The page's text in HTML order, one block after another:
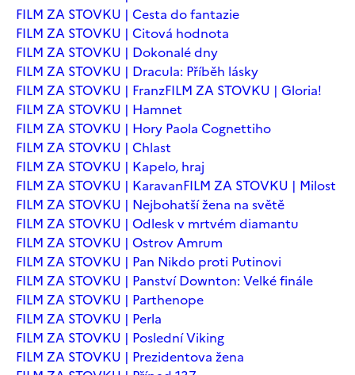
FILM ZA STOVKU | Cesta do fantazie
FILM ZA STOVKU | Citová hodnota
FILM ZA STOVKU | Dokonalé dny
FILM ZA STOVKU | Dracula: Příběh lásky
FILM ZA STOVKU | FranzFILM ZA STOVKU | Gloria!
FILM ZA STOVKU | Hamnet
FILM ZA STOVKU | Hory Paola Cognettiho
FILM ZA STOVKU | Chlast
FILM ZA STOVKU | Kapelo, hraj
FILM ZA STOVKU | KaravanFILM ZA STOVKU | Milost
FILM ZA STOVKU | Nejbohatší žena na světě
FILM ZA STOVKU | Odlesk v mrtvém diamantu
FILM ZA STOVKU | Ostrov Amrum
FILM ZA STOVKU | Pan Nikdo proti Putinovi
FILM ZA STOVKU | Panství Downton: Velké finále
FILM ZA STOVKU | Parthenope
FILM ZA STOVKU | Perla
FILM ZA STOVKU | Poslední Viking
FILM ZA STOVKU | Prezidentova žena